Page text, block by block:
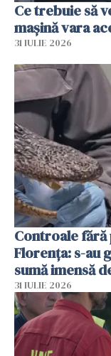
Ce trebuie să
mașină vara
31 IULIE 2026
Controale
Florența: s-au
sumă imensă
31 IULIE 2026